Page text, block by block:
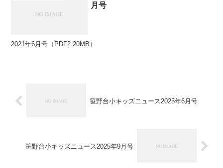
月号
2021年6月号（PDF2.20MB）
笹野台小キッズニュース2025年6月号
笹野台小キッズニュース2025年9月号